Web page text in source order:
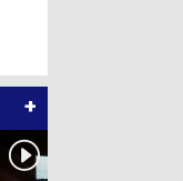
+